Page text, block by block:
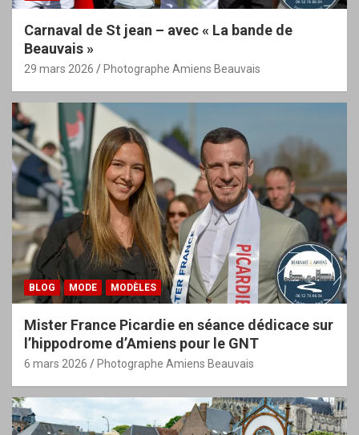
Carnaval de St jean – avec « La bande de
Beauvais »
29 mars 2026 Photographe Amiens Beauvais
BLOG MODE MODÈLES
Mister France Picardie en séance dédicace sur
l’hippodrome d’Amiens pour le GNT
6 mars 2026 Photographe Amiens Beauvais